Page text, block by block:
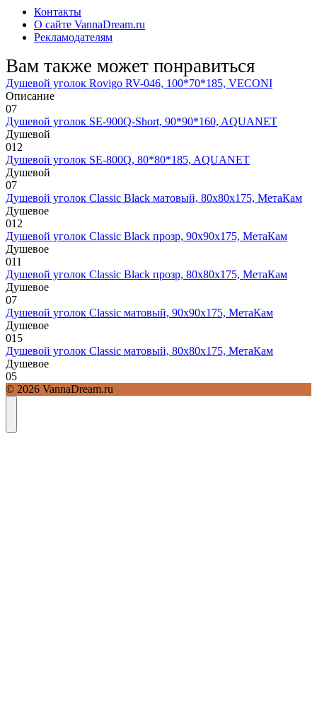
Контакты
О сайте VannaDream.ru
Рекламодателям
Вам также может понравиться
Душевой уголок Rovigo RV-046, 100*70*185, VECONI
Описание
07
Душевой уголок SE-900Q-Short, 90*90*160, AQUANET
Душевой
012
Душевой уголок SE-800Q, 80*80*185, AQUANET
Душевой
07
Душевой уголок Classic Black матовый, 80х80х175, МетаКам
Душевое
012
Душевой уголок Classic Black прозр, 90х90х175, МетаКам
Душевое
011
Душевой уголок Classic Black прозр, 80х80х175, МетаКам
Душевое
07
Душевой уголок Classic матовый, 90х90х175, МетаКам
Душевое
015
Душевой уголок Classic матовый, 80х80х175, МетаКам
Душевое
05
© 2026 VannaDream.ru